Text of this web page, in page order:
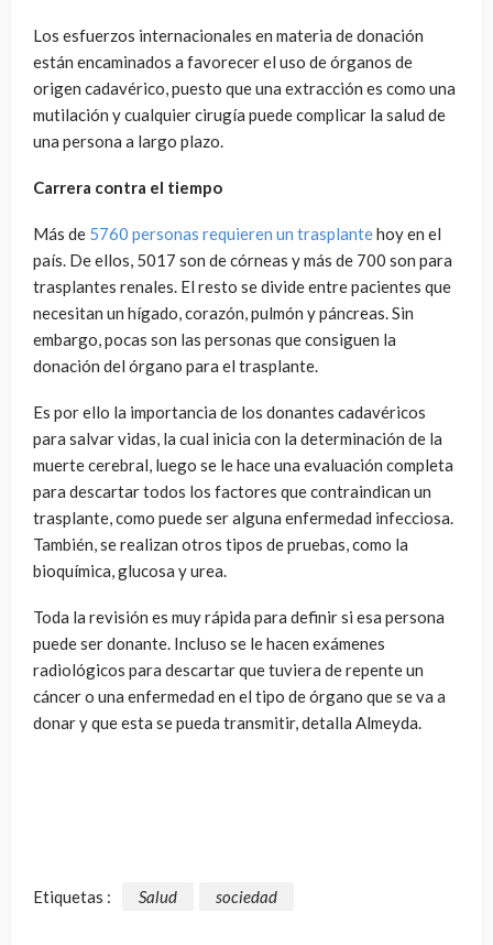
Los esfuerzos internacionales en materia de donación
están encaminados a favorecer el uso de órganos de
origen cadavérico, puesto que una extracción es como una
mutilación y cualquier cirugía puede complicar la salud de
una persona a largo plazo.
Carrera contra el tiempo
Más de 5760 personas requieren un trasplantehoy en el
país. De ellos, 5017 son de córneas y más de 700 son para
trasplantes renales. El resto se divide entre pacientes que
necesitan un hígado, corazón, pulmón y páncreas. Sin
embargo, pocas son las personas que consiguen la
donación del órgano para el trasplante.
Es por ello la importancia de los donantes cadavéricos
para salvar vidas, la cual inicia con la determinación de la
muerte cerebral, luego se le hace una evaluación completa
para descartar todos los factores que contraindican un
trasplante, como puede ser alguna enfermedad infecciosa.
También, se realizan otros tipos de pruebas, como la
bioquímica, glucosa y urea.
Toda la revisión es muy rápida para definir si esa persona
puede ser donante. Incluso se le hacen exámenes
radiológicos para descartar que tuviera de repente un
cáncer o una enfermedad en el tipo de órgano que se va a
donar y que esta se pueda transmitir, detalla Almeyda.
Etiquetas : Salud sociedad